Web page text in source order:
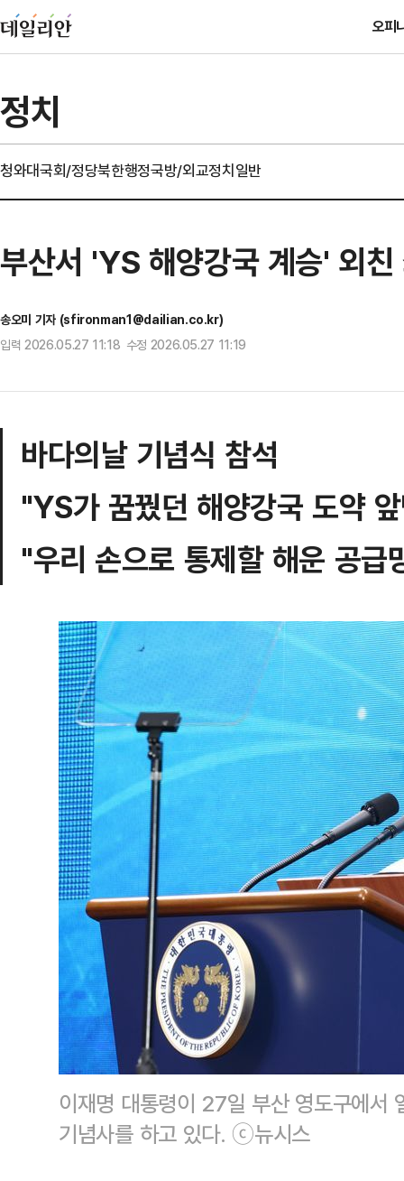
오피
정치
청와대국회/정당북한행정국방/외교정치일반
부산서 'YS 해양강국 계승' 외
송오미 기자 (sfironman1@dailian.co.kr)
입력 2026.05.27 11:18 수정 2026.05.27 11:19
바다의날 기념식 참석
"YS가 꿈꿨던 해양강국 도약
"우리 손으로 통제할 해운 공급
이재명 대통령이 27일 부산 영도구에서
기념사를 하고 있다. ⓒ뉴시스